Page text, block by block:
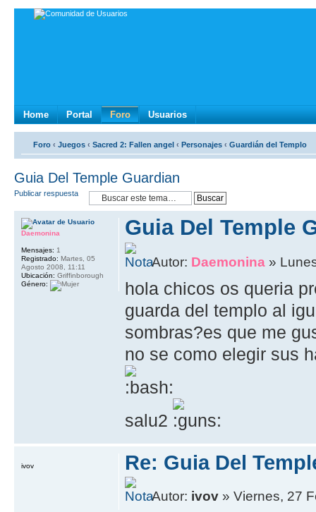
Home Portal Foro Usuarios
Foro ‹ Juegos ‹ Sacred 2: Fallen angel ‹ Personajes ‹ Guardián del Templo
Guia Del Temple Guardian
Publicar respuesta
Guia Del Temple
Autor: Daemonina »
hola chicos os queria
guarda del templo al
sombras?es que me
no se como elegir sus
salu2
Daemonina
Mensajes: 1
Registrado: Martes, 05
Agosto 2008, 11:11
Ubicación: Griffinborough
Género:
Re: Guia Del
Autor: ivov » Viernes, 27
ivov